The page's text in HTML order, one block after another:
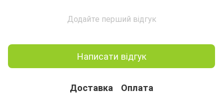
Додайте перший відгук
Написати відгук
Доставка Оплата